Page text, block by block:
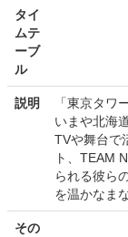
タイ
ムテ
ーブ
ル
説明
「東京タワ
いまや北海
TVや舞台で
ト、TEAM
られる彼ら
を温かなま
その